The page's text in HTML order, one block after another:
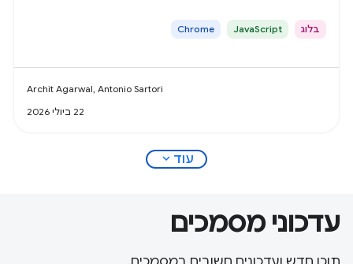
בלוג JavaScript
Chrome
Archit Agarwal, Antonio Sartori
22 ביולי 2026
עוד expand_more
עדכוני מסמכים